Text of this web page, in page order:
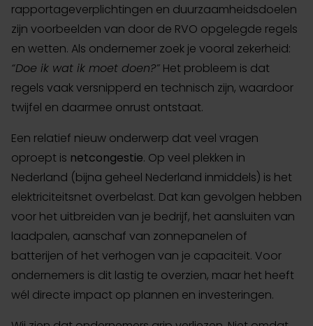
rapportageverplichtingen en duurzaamheidsdoelen
zijn voorbeelden van door de RVO opgelegde regels
en wetten. Als ondernemer zoek je vooral zekerheid:
“Doe ik wat ik moet doen?” Het probleem is dat
regels vaak versnipperd en technisch zijn, waardoor
twijfel en daarmee onrust ontstaat.
Een relatief nieuw onderwerp dat veel vragen
oproept is netcongestie. Op veel plekken in
Nederland (bijna geheel Nederland inmiddels) is het
elektriciteitsnet overbelast. Dat kan gevolgen hebben
voor het uitbreiden van je bedrijf, het aansluiten van
laadpalen, aanschaf van zonnepanelen of
batterijen of het verhogen van je capaciteit. Voor
ondernemers is dit lastig te overzien, maar het heeft
wél directe impact op plannen en investeringen.